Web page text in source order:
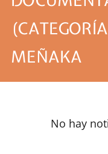
MEÑAKA
No hay